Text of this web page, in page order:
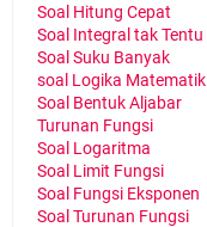
Soal Hitung Cepat
Soal Integral tak Tentu
Soal Suku Banyak
soal Logika Matematik
Soal Bentuk Aljabar
Turunan Fungsi
Soal Logaritma
Soal Limit Fungsi
Soal Fungsi Eksponen
Soal Turunan Fungsi